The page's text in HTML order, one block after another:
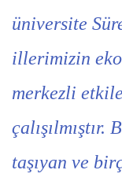
üniversite
illerimizin
merkezli
taşıyan ve